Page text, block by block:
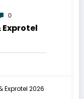
0
Exprotel